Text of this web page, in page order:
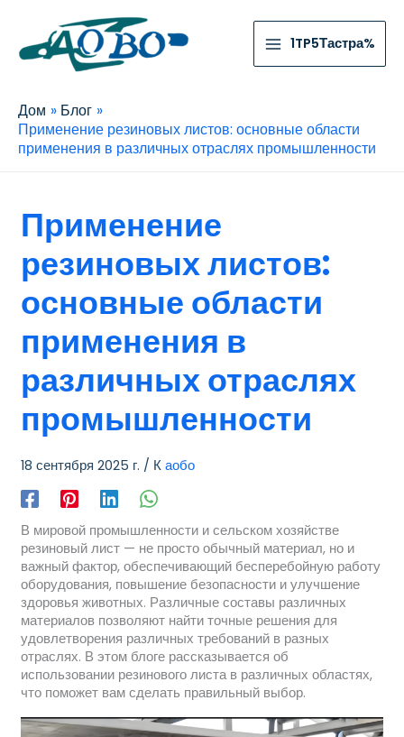
1TP5Тастра%
Дом
Блог
Применение резиновых листов: основные области
применения в различных отраслях промышленности
Применение
резиновых листов:
основные области
применения в
различных отраслях
промышленности
18 сентября 2025 г. / К аобо
В мировой промышленности и сельском хозяйстве
резиновый лист — не просто обычный материал, но и
важный фактор, обеспечивающий бесперебойную работу
оборудования, повышение безопасности и улучшение
здоровья животных. Различные составы различных
материалов позволяют найти точные решения для
удовлетворения различных требований в разных
отраслях. В этом блоге рассказывается об
использовании резинового листа в различных областях,
что поможет вам сделать правильный выбор.